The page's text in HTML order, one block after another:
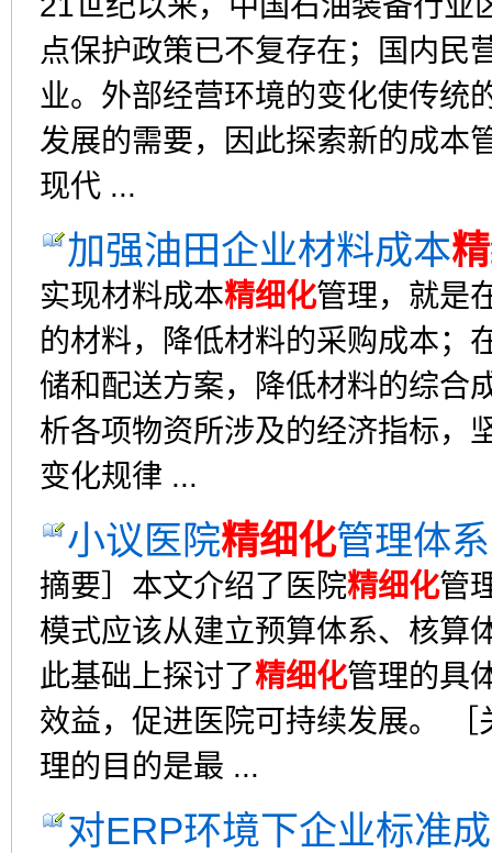
点保护政策已不复存在；国内民
业。外部经营环境的变化使传统
发展的需要，因此探索新的成本
现代 ...
加强油田企业材料成本
实现材料成本精细化管理，就是
的材料，降低材料的采购成本；
储和配送方案，降低材料的综合
析各项物资所涉及的经济指标，
变化规律 ...
小议医院精细化管理体
摘要］本文介绍了医院精细化管
模式应该从建立预算体系、核算
此基础上探讨了精细化管理的具
效益，促进医院可持续发展。 ［
理的目的是最 ...
对ERP环境下企业标准